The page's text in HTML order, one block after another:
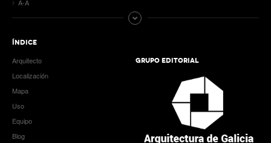
A-A
ÍNDICE
Arquitecto
Localización
Mapa
Uso
Equipo
Blog
GRUPO EDITORIAL